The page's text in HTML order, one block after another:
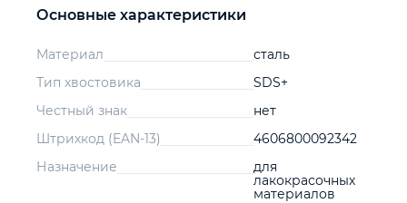
Основные характеристики
Материал
сталь
Тип хвостовика
SDS+
Честный знак
нет
Штрихкод (EAN-13)
4606800092342
Назначение
для
лакокрасочных
материалов